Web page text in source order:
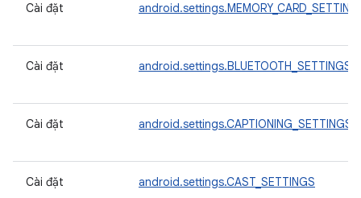
Cài đặt
Cài đặt android.settings.BLUETOOTH_SETTINGS
Cài đặt android.settings.CAPTIONING_SETTINGS
Cài đặt android.settings.CAST_SETTINGS